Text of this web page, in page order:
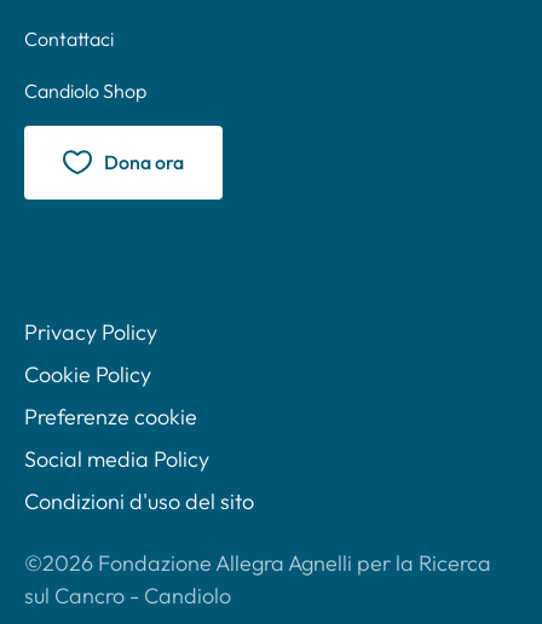
Contattaci
Candiolo Shop
Dona ora
©2026 Fondazione Allegra Agnelli per la Ricerca
sul Cancro - Candiolo
Privacy Policy
Cookie Policy
Preferenze cookie
Social media Policy
Condizioni d'uso del sito